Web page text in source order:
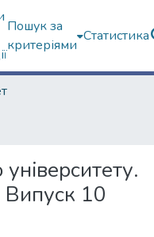
Пошук за
критеріями
Статистика
10